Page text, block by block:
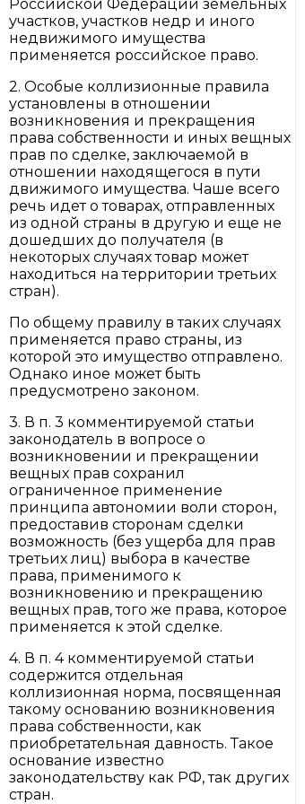
Российской Федерации земельных
участков, участков недр и иного
недвижимого имущества
применяется российское право.
2. Особые коллизионные правила
установлены в отношении
возникновения и прекращения
права собственности и иных вещных
прав по сделке, заключаемой в
отношении находящегося в пути
движимого имущества. Чаше всего
речь идет о товарах, отправленных
из одной страны в другую и еще не
дошедших до получателя (в
некоторых случаях товар может
находиться на территории третьих
стран).
По общему правилу в таких случаях
применяется право страны, из
которой это имущество отправлено.
Однако иное может быть
предусмотрено законом.
3. В п. 3 комментируемой статьи
законодатель в вопросе о
возникновении и прекращении
вещных прав сохранил
ограниченное применение
принципа автономии воли сторон,
предоставив сторонам сделки
возможность (без ущерба для прав
третьих лиц) выбора в качестве
права, применимого к
возникновению и прекращению
вещных прав, того же права, которое
применяется к этой сделке.
4. В п. 4 комментируемой статьи
содержится отдельная
коллизионная норма, посвященная
такому основанию возникновения
права собственности, как
приобретательная давность. Такое
основание известно
законодательству как РФ, так других
стран.